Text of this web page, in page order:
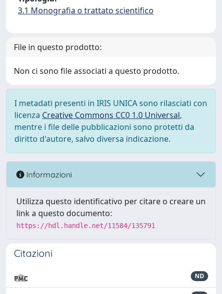
3.1 Monografia o trattato scientifico
File in questo prodotto:
Non ci sono file associati a questo prodotto.
I metadati presenti in IRIS UNICA sono rilasciati con
licenza Creative Commons CC0 1.0 Universal,
mentre i file delle pubblicazioni sono protetti da
diritto d'autore, salvo diversa indicazione.
Informazioni
Utilizza questo identificativo per citare o creare un
link a questo documento:
https://hdl.handle.net/11584/135791
Citazioni
ND